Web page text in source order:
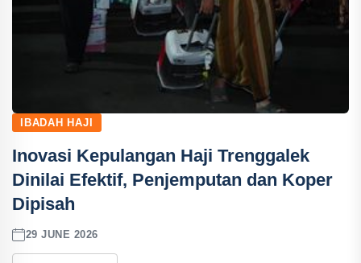
IBADAH HAJI
Inovasi Kepulangan Haji Trenggalek
Dinilai Efektif, Penjemputan dan Koper
Dipisah
29 JUNE 2026